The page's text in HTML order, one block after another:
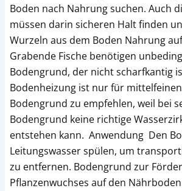
Boden nach Nahrung suchen. Auch
müssen darin sicheren Halt finden
Wurzeln aus dem Boden Nahrung
Grabende Fische benötigen
Bodengrund, der nicht scharfkantig
Bodenheizung ist nur für
Bodengrund zu empfehlen, weil bei
Bodengrund keine richtige
entstehen kann. Anwendung Den
Leitungswasser spülen, um
zu entfernen. Bodengrund zur
Pflanzenwuchses auf den Nährboden